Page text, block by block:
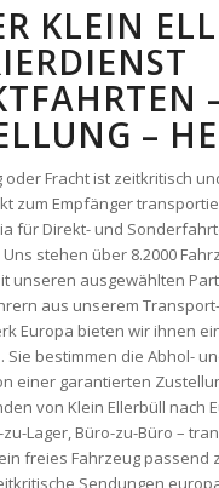
KLEIN
–
oder Fracht ist zeitkritisch
zum Empfänger
für Direkt- und
Uns stehen über 8.2000
unseren ausgewählten
aus unserem
Europa bieten wir ihnen
Sie bestimmen die Abhol-
einer garantierten
von Klein Ellerbüll nach
zu-Lager, Büro-zu-Büro –
freies Fahrzeug passend
Sendungen